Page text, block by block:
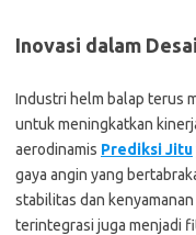
Inovasi dalam
Industri helm balap terus
untuk meningkatkan
aerodinamis Prediksi Jitu
gaya angin yang
stabilitas dan
terintegrasi juga menjadi